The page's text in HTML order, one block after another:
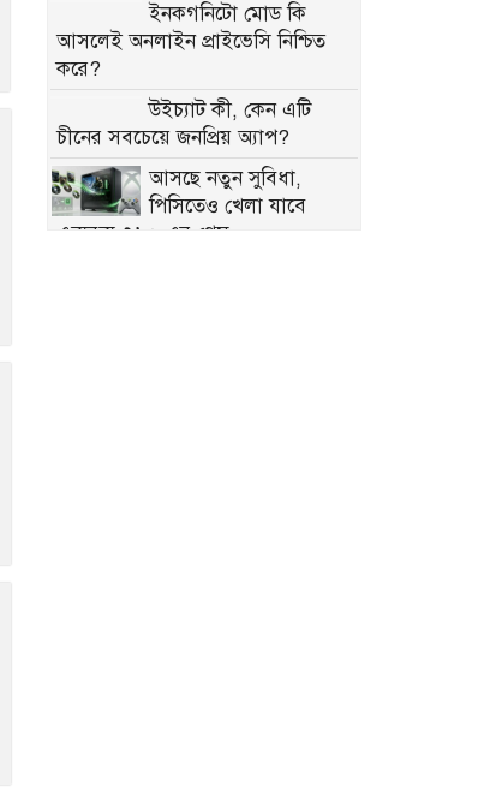
ইনকগনিটো মোড কি
আসলেই অনলাইন প্রাইভেসি নিশ্চিত
করে?
উইচ্যাট কী, কেন এটি
চীনের সবচেয়ে জনপ্রিয় অ্যাপ?
আসছে নতুন সুবিধা,
পিসিতেও খেলা যাবে
এক্সবক্স ৩৬০-এর গেম